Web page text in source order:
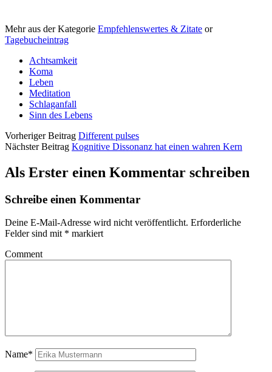
Mehr aus der Kategorie Empfehlenswertes & Zitate or
Tagebucheintrag
Achtsamkeit
Koma
Leben
Meditation
Schlaganfall
Sinn des Lebens
Vorheriger Beitrag Different pulses
Nächster Beitrag Kognitive Dissonanz hat einen wahren Kern
Als Erster einen Kommentar schreiben
Schreibe einen Kommentar
Deine E-Mail-Adresse wird nicht veröffentlicht. Erforderliche
Felder sind mit * markiert
Comment
Name*